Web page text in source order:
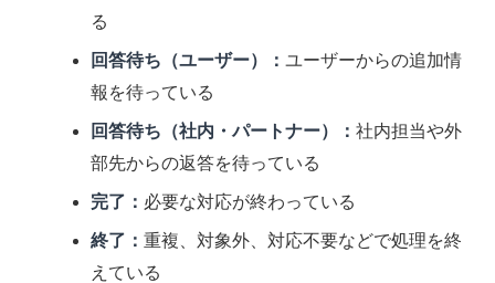
る
回答待ち（ユーザー）：ユーザーからの追加情
報を待っている
回答待ち（社内・パートナー）：社内担当や外
部先からの返答を待っている
完了： 必要な対応が終わっている
終了：重複、対象外、対応不要などで処理を終
えている